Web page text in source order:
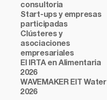
consultoria
Start-ups y empresas
participadas
Clústeres y
asociaciones
empresariales
El IRTA en Alimentaria
2026
WAVEMAKER EIT Water
2026